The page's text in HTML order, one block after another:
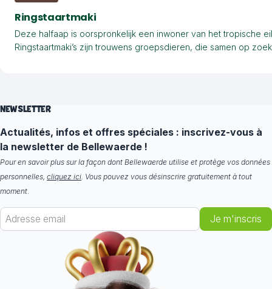
Ringstaartmaki
Deze halfaap is oorspronkelijk een inwoner van het tropische
Ringstaartmaki’s zijn trouwens groepsdieren, die samen op
NEWSLETTER
Actualités, infos et offres spéciales : inscrivez-vous à
la newsletter de Bellewaerde !
Pour en savoir plus sur la façon dont Bellewaerde utilise et protège vos données
personnelles, cliquez ici. Vous pouvez vous désinscrire gratuitement à tout
moment.
Je m'inscris